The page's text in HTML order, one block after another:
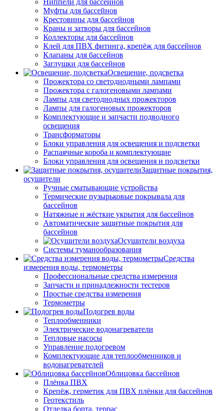
Ниппели для бассейнов
Муфты для бассейнов
Крестовины для бассейнов
Краны и затворы для бассейнов
Коллекторы для бассейнов
Клей для ПВХ фитинга, крепёж для бассейнов
Клапаны для бассейнов
Заглушки для бассейнов
Освещение, подсветка
Прожектора со светодиодными лампами
Прожектора с галогеновыми лампами
Лампы для светодиодных прожекторов
Лампы для галогеновых прожекторов
Комплектующие и запчасти подводного
освещения
Трансформаторы
Блоки управления для освещения и подсветки
Распаячные короба и комплектующие
Блоки управления для освещения и подсветки
Защитные покрытия,
осушители
Ручные сматывающие устройства
Термические пузырьковые покрывала для
бассейнов
Натяжные и жёсткие укрытия для бассейнов
Автоматические защитные покрытия для
бассейнов
Осушители воздуха
Системы туманообразования
Средства
измерения воды, термометры
Профессиональные средства измерения
Запчасти и принадлежности тестеров
Простые средства измерения
Термометры
Подогрев воды
Теплообменники
Электрические водонагреватели
Тепловые насосы
Управление подогревом
Комплектующие для теплообменников и
водонагревателей
Облицовка бассейнов
Плёнка ПВХ
Крепёж, герметик для ПВХ плёнки для бассейнов
Геотекстиль
Отделка борта, террас